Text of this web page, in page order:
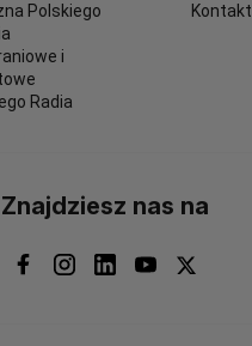
Polskiego
i
Radia
Kontakt
Znajdziesz nas na